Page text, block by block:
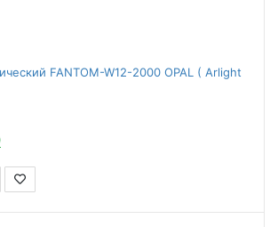
FANTOM-W12-2000 OPAL ( Arlight